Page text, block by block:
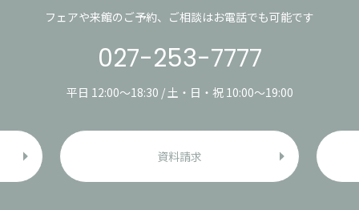
フェアや来館のご予約、ご相談はお電話でも可能です
027-253-7777
平日 12:00〜18:30 / 土・日・祝 10:00〜19:00
資料請求